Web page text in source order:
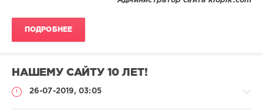
ПОДРОБНЕЕ
НАШЕМУ САЙТУ 10 ЛЕТ!
26-07-2019, 03:05